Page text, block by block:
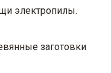
электропилы.
заготовки